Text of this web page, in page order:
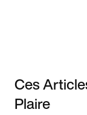
Ces
Plaire